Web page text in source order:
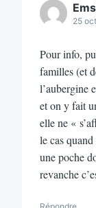
25
Pour info,
familles (et
l’aubergine
et on y fait
elle ne «
le cas
une poche
revanche